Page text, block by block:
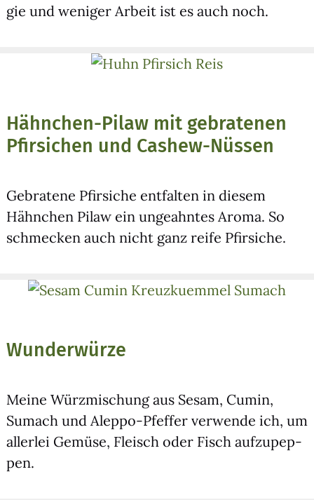
gie und weni­ger Arbeit ist es auch noch.
Hähnchen-Pilaw mit gebratenen
Pfirsichen und Cashew-Nüssen
Gebra­te­ne Pfir­si­che ent­fal­ten in die­sem
Hähn­chen Pilaw ein unge­ahn­tes Aro­ma. So
schme­cken auch nicht ganz rei­fe Pfir­si­che.
Wunderwürze
Mei­ne Würz­mi­schung aus Sesam, Cumin,
Sumach und Alep­po-Pfef­fer ver­wen­de ich, um
aller­lei Gemü­se, Fleisch oder Fisch auf­zu­pep­
pen.